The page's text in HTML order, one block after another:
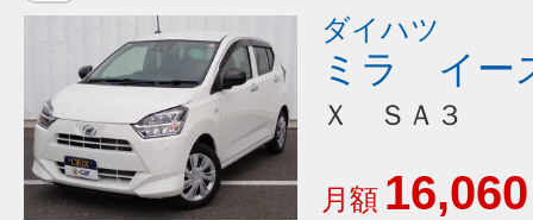
ダイハツ
ミラ イー
Ｘ ＳＡ３
月額 16,060